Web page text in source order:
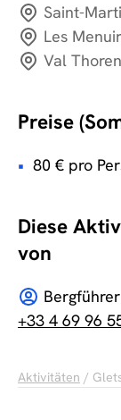
Saint-
Les
Val
Preise
80 € pro
Diese
von
+33 4 69 96
Aktivitäten /